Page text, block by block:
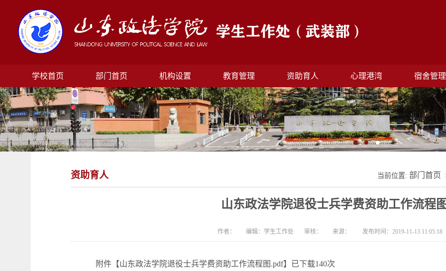
学校首页 部门首页 机构设置 教育管理 资助育人 心理港湾 宿舍管
资助育人 当前位置: 部门首页
山东政法学院退役士兵学费资助工作流程
作者： 编辑：学生工作处 审核： 来源： 发布时间：2019-11-13
附件【山东政法学院退役士兵学费资助工作流程图.pdf】已下载140次